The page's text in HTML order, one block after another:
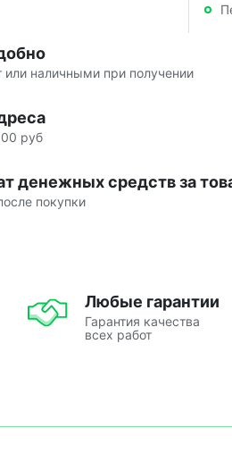
наличными при получении
руб
денежных средств за
покупки
Любые гарантии
Гарантия качества
всех работ